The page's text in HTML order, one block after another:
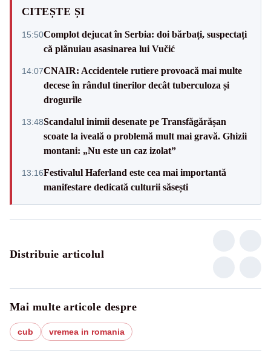
CITEȘTE ȘI
15:50Complot dejucat în Serbia: doi bărbați, suspectați
că plănuiau asasinarea lui Vučić
14:07CNAIR: Accidentele rutiere provoacă mai multe
decese în rândul tinerilor decât tuberculoza și
drogurile
13:48Scandalul inimii desenate pe Transfăgărășan
scoate la iveală o problemă mult mai gravă. Ghizii
montani: „Nu este un caz izolat”
13:16Festivalul Haferland este cea mai importantă
manifestare dedicată culturii săsești
Distribuie articolul
Mai multe articole despre
cub vremea in romania